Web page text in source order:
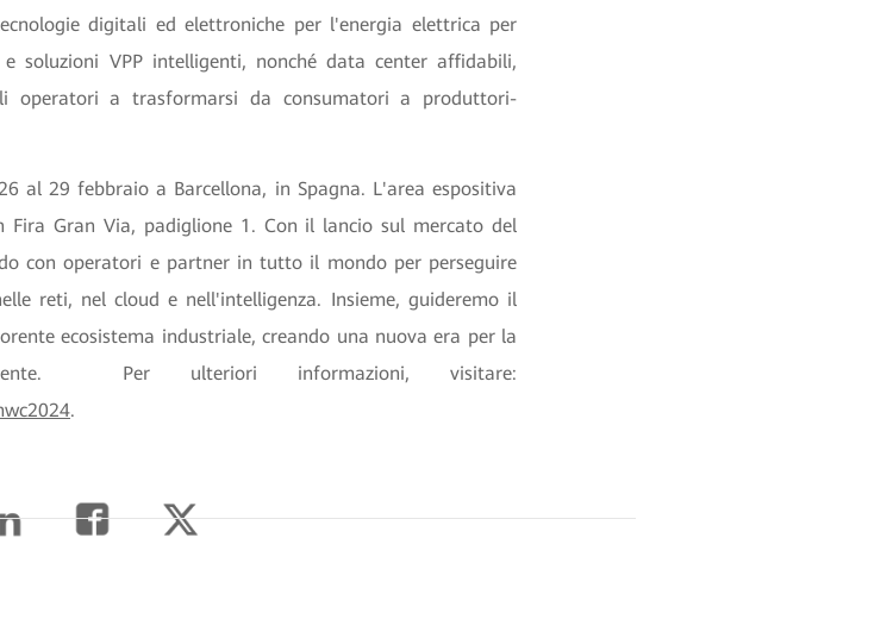
digitali ed elettroniche per l'energia elettrica per
soluzioni VPP intelligenti, nonché data center affidabili,
operatori a trasformarsi da consumatori a produttori-
al 29 febbraio a Barcellona, ​​in Spagna. L'area espositiva
Gran Via, padiglione 1. Con il lancio sul mercato del
con operatori e partner in tutto il mondo per perseguire
reti, nel cloud e nell'intelligenza. Insieme, guideremo il
ecosistema industriale, creando una nuova era per la
Per ulteriori informazioni, visitare:
.